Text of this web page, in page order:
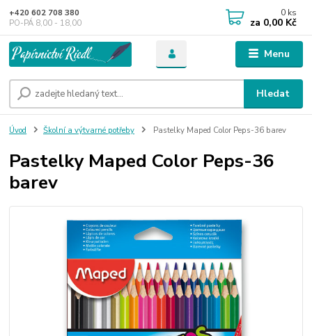
Menu
Hledat
+420 602 708 380
PO-PÁ 8,00 - 18,00
0 ks
za 0,00 Kč
Úvod Školní a výtvarné potřeby Pastelky Maped Color Peps-36 barev
Pastelky Maped Color Peps-36
barev